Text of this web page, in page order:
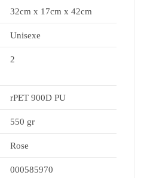
32cm x 17cm x 42cm
Unisexe
2
rPET 900D PU
550 gr
Rose
000585970